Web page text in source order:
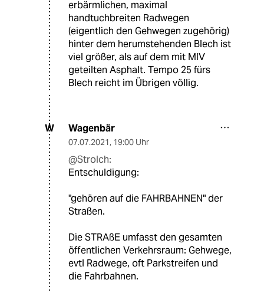
erbärmlichen, maximal
handtuchbreiten Radwegen
(eigentlich den Gehwegen zugehörig)
hinter dem herumstehenden Blech ist
viel größer, als auf dem mit MIV
geteilten Asphalt. Tempo 25 fürs
Blech reicht im Übrigen völlig.
W Wagenbär
07.07.2021, 19:00 Uhr
@Strolch:
Entschuldigung:
"gehören auf die FAHRBAHNEN" der
Straßen.
Die STRAßE umfasst den gesamten
öffentlichen Verkehrsraum: Gehwege,
evtl Radwege, oft Parkstreifen und
die Fahrbahnen.